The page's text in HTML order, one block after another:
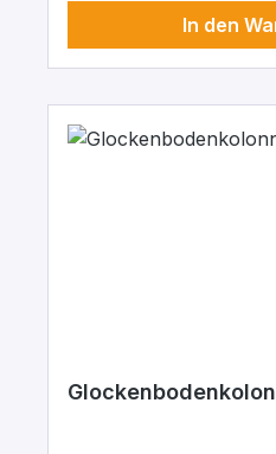
In den